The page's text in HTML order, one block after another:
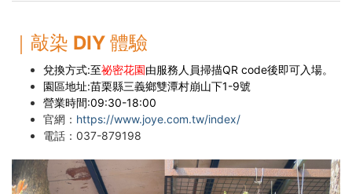
｜敲染 DIY 體驗
兌換方式:至祕密花園由服務人員掃描QR code後即可入場。
園區地址:苗栗縣三義鄉雙潭村崩山下1-9號
營業時間:09:30-18:00
官網： https://www.joye.com.tw/index/
電話： 037-879198